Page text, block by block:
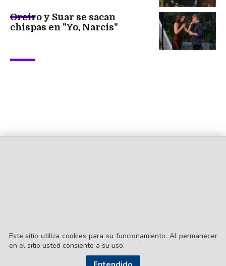
Oreiro y Suar se sacan
chispas en "Yo, Narcis"
Este sitio utiliza cookies para su funcionamiento. Al permanecer
en el sitio usted consiente a su uso.